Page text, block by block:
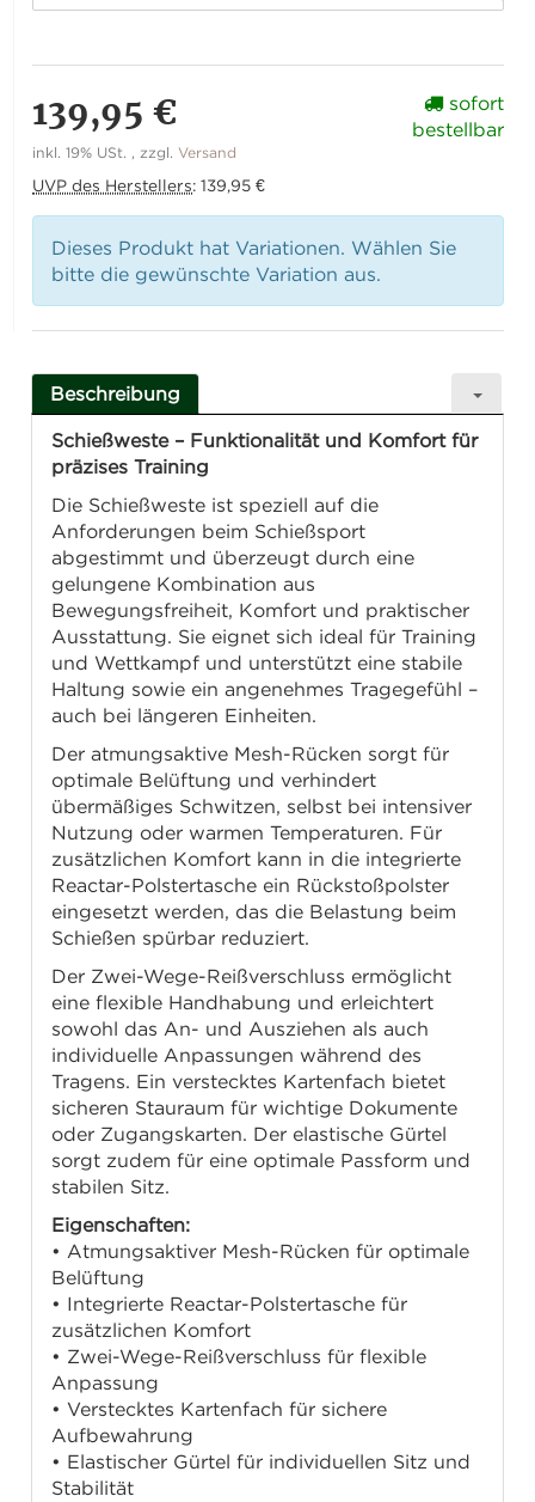
139,95 €
inkl. 19% USt. , zzgl.Versand
UVP des Herstellers:139,95 €
sofort
bestellbar
Dieses Produkt hat Variationen. Wählen Sie
bitte die gewünschte Variation aus.
Beschreibung
Schießweste – Funktionalität und Komfort für
präzises Training
Die Schießweste ist speziell auf die
Anforderungen beim Schießsport
abgestimmt und überzeugt durch eine
gelungene Kombination aus
Bewegungsfreiheit, Komfort und praktischer
Ausstattung. Sie eignet sich ideal für Training
und Wettkampf und unterstützt eine stabile
Haltung sowie ein angenehmes Tragegefühl –
auch bei längeren Einheiten.
Der atmungsaktive Mesh-Rücken sorgt für
optimale Belüftung und verhindert
übermäßiges Schwitzen, selbst bei intensiver
Nutzung oder warmen Temperaturen. Für
zusätzlichen Komfort kann in die integrierte
Reactar-Polstertasche ein Rückstoßpolster
eingesetzt werden, das die Belastung beim
Schießen spürbar reduziert.
Der Zwei-Wege-Reißverschluss ermöglicht
eine flexible Handhabung und erleichtert
sowohl das An- und Ausziehen als auch
individuelle Anpassungen während des
Tragens. Ein verstecktes Kartenfach bietet
sicheren Stauraum für wichtige Dokumente
oder Zugangskarten. Der elastische Gürtel
sorgt zudem für eine optimale Passform und
stabilen Sitz.
Eigenschaften:
• Atmungsaktiver Mesh-Rücken für optimale
Belüftung
• Integrierte Reactar-Polstertasche für
zusätzlichen Komfort
• Zwei-Wege-Reißverschluss für flexible
Anpassung
• Verstecktes Kartenfach für sichere
Aufbewahrung
• Elastischer Gürtel für individuellen Sitz und
Stabilität